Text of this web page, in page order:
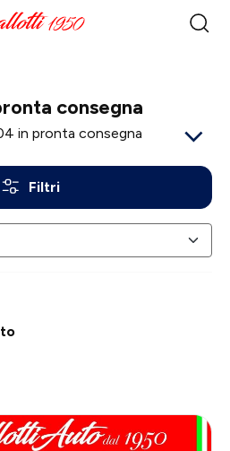
consegna
in pronta consegna
Filtri